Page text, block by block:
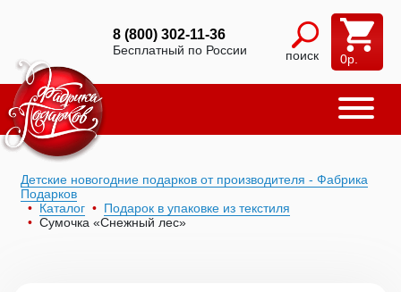
8 (800) 302-11-36
Бесплатный по России поиск 0р.
Детские новогодние подарков от производителя - Фабрика
Подарков
Каталог
Подарок в упаковке из текстиля
Сумочка «Снежный лес»